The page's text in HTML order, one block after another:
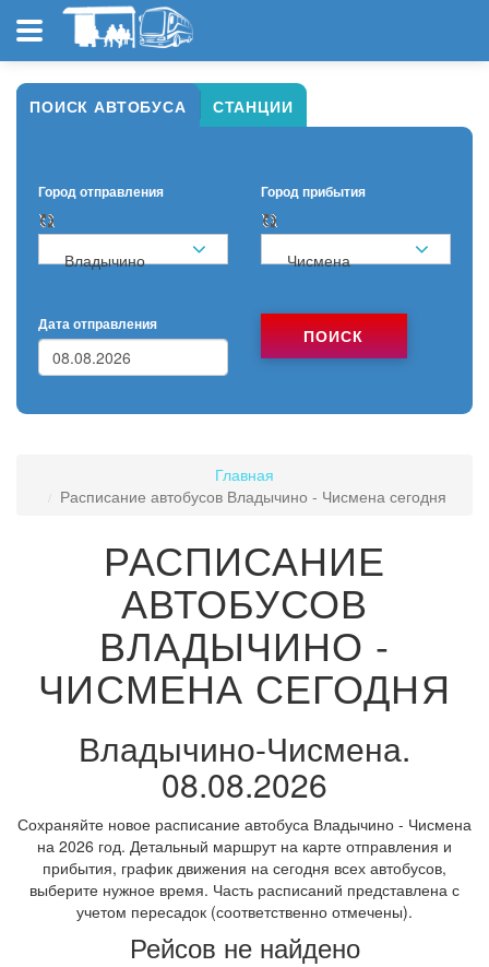
ПОИСК АВТОБУСА СТАНЦИИ
Город отправления
Владычино
Город прибытия
Чисмена
Дата отправления
ПОИСК
Главная
Расписание автобусов Владычино - Чисмена сегодня
РАСПИСАНИЕ
АВТОБУСОВ
ВЛАДЫЧИНО -
ЧИСМЕНА СЕГОДНЯ
Владычино-Чисмена.
08.08.2026
Сохраняйте новое расписание автобуса Владычино - Чисмена
на 2026 год. Детальный маршрут на карте отправления и
прибытия, график движения на сегодня всех автобусов,
выберите нужное время. Часть расписаний представлена с
учетом пересадок (соответственно отмечены).
Рейсов не найдено